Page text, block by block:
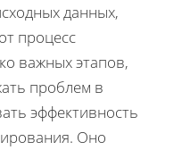
данных,
процесс
важных этапов,
проблем в
эффективность
Оно